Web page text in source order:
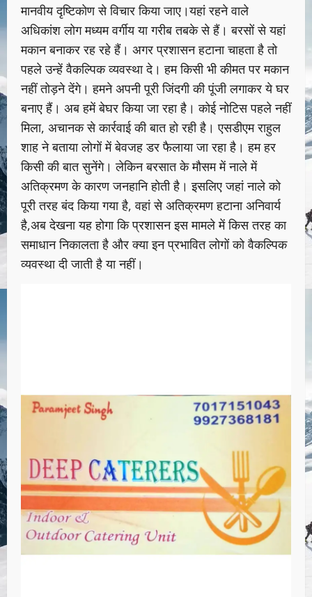
मानवीय दृष्टिकोण से विचार किया जाए।यहां रहने वाले
अधिकांश लोग मध्यम वर्गीय या गरीब तबके से हैं। बरसों से यहां
मकान बनाकर रह रहे हैं। अगर प्रशासन हटाना चाहता है तो
पहले उन्हें वैकल्पिक व्यवस्था दे। हम किसी भी कीमत पर मकान
नहीं तोड़ने देंगे। हमने अपनी पूरी जिंदगी की पूंजी लगाकर ये घर
बनाए हैं। अब हमें बेघर किया जा रहा है। कोई नोटिस पहले नहीं
मिला, अचानक से कार्रवाई की बात हो रही है। एसडीएम राहुल
शाह ने बताया लोगों में बेवजह डर फैलाया जा रहा है। हम हर
किसी की बात सुनेंगे। लेकिन बरसात के मौसम में नाले में
अतिक्रमण के कारण जनहानि होती है। इसलिए जहां नाले को
पूरी तरह बंद किया गया है, वहां से अतिक्रमण हटाना अनिवार्य
है,अब देखना यह होगा कि प्रशासन इस मामले में किस तरह का
समाधान निकालता है और क्या इन प्रभावित लोगों को वैकल्पिक
व्यवस्था दी जाती है या नहीं।